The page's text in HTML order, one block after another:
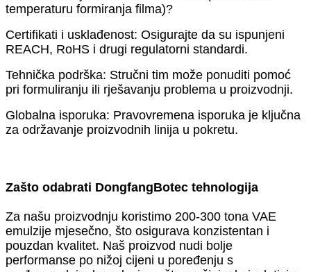
temperaturu formiranja filma)?
Certifikati i usklađenost: Osigurajte da su ispunjeni
REACH, RoHS i drugi regulatorni standardi.
Tehnička podrška: Stručni tim može ponuditi pomoć
pri formuliranju ili rješavanju problema u proizvodnji.
Globalna isporuka: Pravovremena isporuka je ključna
za održavanje proizvodnih linija u pokretu.
Zašto odabrati DongfangBotec tehnologija
Za našu proizvodnju koristimo 200-300 tona VAE
emulzije mjesečno, što osigurava konzistentan i
pouzdan kvalitet. Naš proizvod nudi bolje
performanse po nižoj cijeni u poređenju s